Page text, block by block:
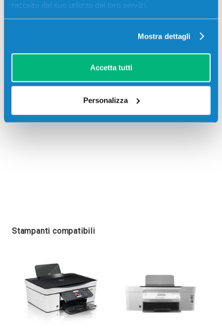
raccolto dal suo utilizzo dei loro servizi.
Mostra dettagli
Accetta tutti
Personalizza
Stampanti compatibili